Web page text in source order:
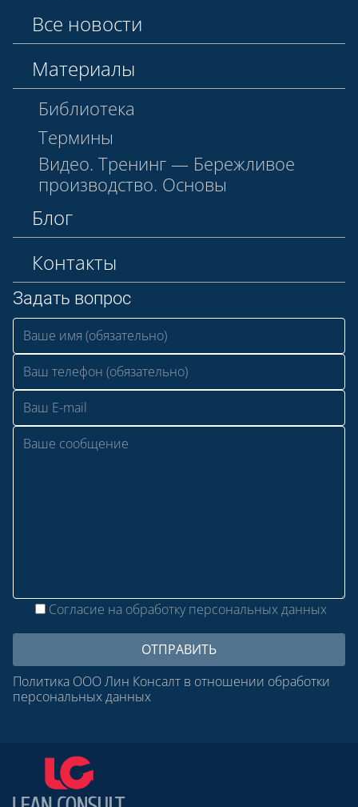
Все новости
Материалы
Библиотека
Термины
Видео. Тренинг — Бережливое
производство. Основы
Блог
Контакты
Задать вопрос
Согласие на обработку персональных данных
Политика ООО Лин Консалт в отношении обработки
персональных данных